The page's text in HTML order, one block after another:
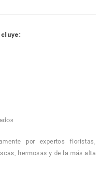
por expertos floristas,
hermosas y de la más alta